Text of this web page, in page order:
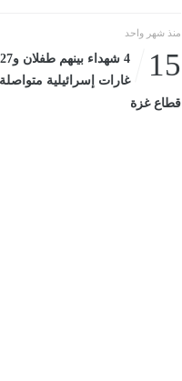
منذ شهر واحد
15
غارات إسرائيلية
قطاع غزة